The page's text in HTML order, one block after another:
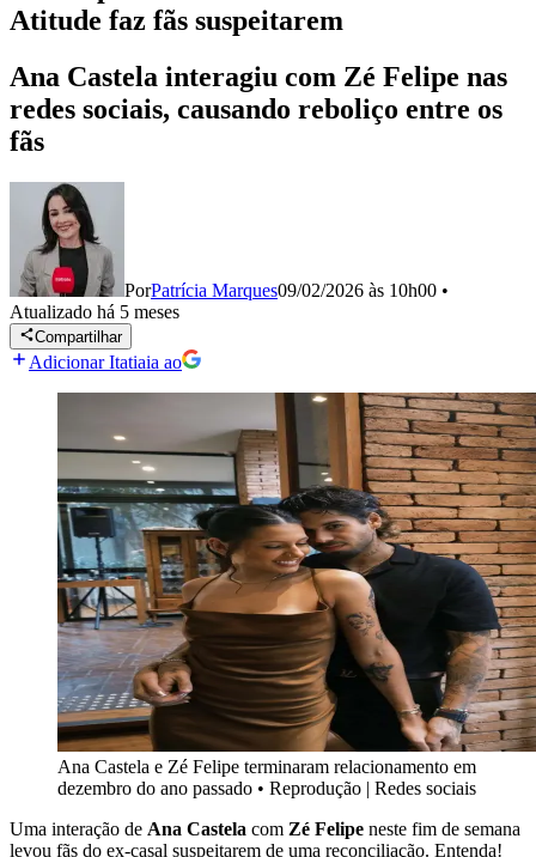
Atitude faz fãs suspeitarem
Ana Castela interagiu com Zé Felipe nas
redes sociais, causando reboliço entre os
fãs
PorPatrícia Marques09/02/2026 às 10h00 •
Atualizado há 5 meses
Compartilhar
Adicionar Itatiaia ao
Ana Castela e Zé Felipe terminaram relacionamento em
dezembro do ano passado • Reprodução | Redes sociais
Uma interação de Ana Castela com Zé Felipe neste fim de semana
levou fãs do ex-casal suspeitarem de uma reconciliação. Entenda!